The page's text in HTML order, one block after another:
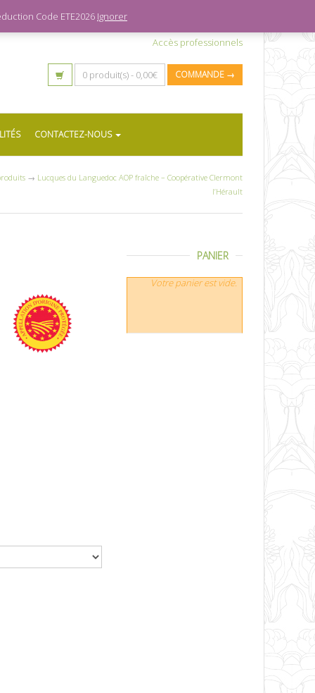
Accès professionnels
0 produit(s) - 0,00€ COMMANDE →
CONTACTEZ-NOUS
→ Lucques du Languedoc AOP fraîche – Coopérative Clermont
l’Hérault
PANIER
Votre panier est vide.
Code ETE2026 Ignorer